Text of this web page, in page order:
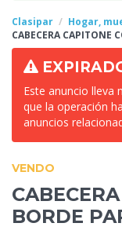
Clasipar
Hogar,
CABECERA CAPITONE
Este anuncio lleva
que la operación
anuncios
VENDO
BORDE